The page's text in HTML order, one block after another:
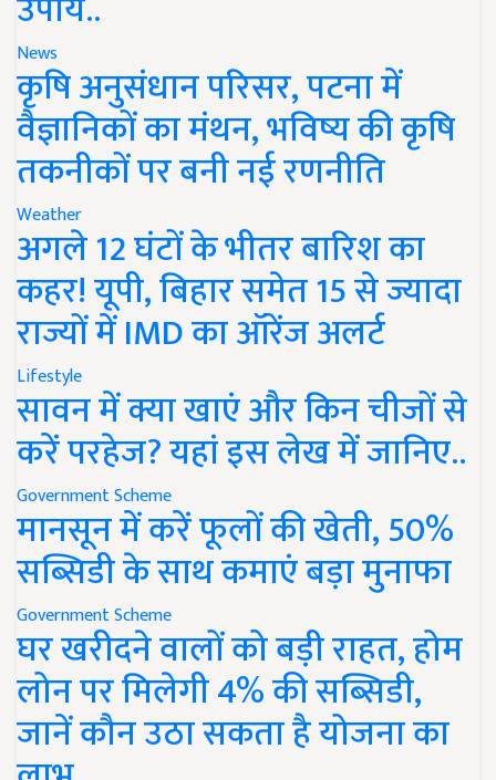
News
कृषि अनुसंधान परिसर, पटना में
वैज्ञानिकों का मंथन, भविष्य की कृषि
तकनीकों पर बनी नई रणनीति
Weather
अगले 12 घंटों के भीतर बारिश का
कहर! यूपी, बिहार समेत 15 से ज्यादा
राज्यों में IMD का ऑरेंज अलर्ट
Lifestyle
सावन में क्या खाएं और किन चीजों से
करें परहेज? यहां इस लेख में जानिए..
Government Scheme
मानसून में करें फूलों की खेती, 50%
सब्सिडी के साथ कमाएं बड़ा मुनाफा
Government Scheme
घर खरीदने वालों को बड़ी राहत, होम
लोन पर मिलेगी 4% की सब्सिडी,
जानें कौन उठा सकता है योजना का